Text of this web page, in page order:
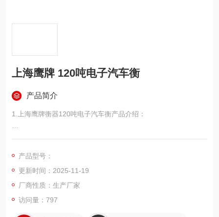
上海鹰牌 120吨电子汽车衡
产品简介
1.上海鹰牌衡器120吨电子汽车衡产品介绍：
120吨电子汽车衡（电子地磅）简介：电子汽车衡，通常被称作
电子地磅或电子磅。称重精准的特点而被广泛用于粮食、竹木加
工、化工企业、砂石厂矿、物流建筑在节约人工时间，提高了生
产效率以及经济效益。
产品型号：
更新时间：2025-11-19
厂商性质：生产厂家
访问量：797